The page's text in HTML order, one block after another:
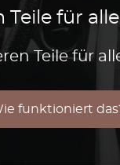
Teile für
Teile für
funktioniert